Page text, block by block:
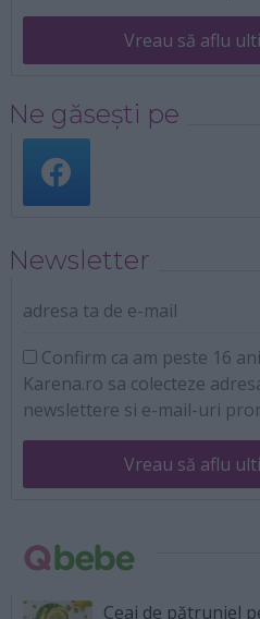
Vreau să aflu
Ne găsești pe
Newsletter
adresa ta de e-mail
Confirm ca am peste 16
Karena.ro sa colecteze
newslettere si e-mail-uri
Vreau să aflu
Ceai de pătrunjel